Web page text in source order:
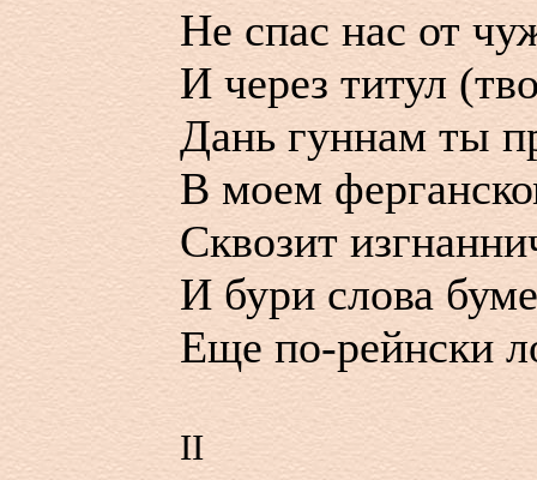
Не спас нас от
И через титул
Дань гуннам ты
В моем
Сквозит
И бури слова
Еще по-рейнски
II